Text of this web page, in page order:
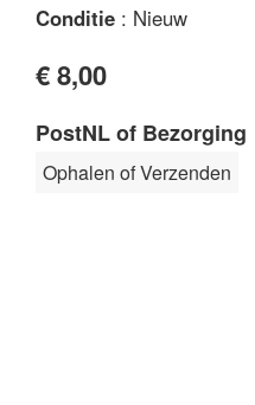
Conditie : Nieuw
€ 8,00
PostNL of Bezorging
Ophalen of Verzenden